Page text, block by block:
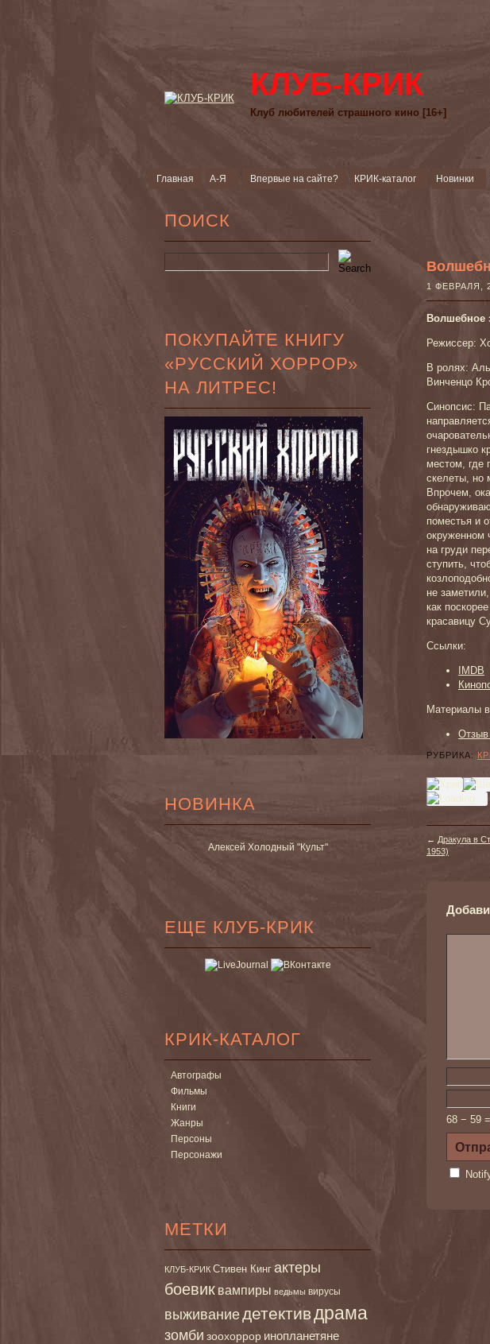
КЛУБ-КРИК
Клуб любителей страшного кино [16+]
Главная А-Я Впервые на сайте? КРИК-каталог Новинки
ПОИСК
ПОКУПАЙТЕ КНИГУ
«РУССКИЙ ХОРРОР»
НА ЛИТРЕС!
НОВИНКА
Алексей Холодный "Культ"
ЕЩЕ КЛУБ-КРИК
КРИК-КАТАЛОГ
Автографы
Фильмы
Книги
Жанры
Персоны
Персонажи
МЕТКИ
КЛУБ-КРИК Стивен Кинг актеры
боевик вампиры ведьмы вирусы
выживаниедетективдрама
зомби зоохоррор инопланетяне
1 ФЕВРАЛЯ,
Волшебное
Режиссер:
В ролях:
Винченцо
Синопсис:
гнездышко
местом, где
скелеты, но
Впрочем,
поместья и
окруженном
на груди
ступить,
не
как
красавицу
Ссылки:
IMDB
Материалы
РУБРИКА:
← Дракула в
1953)
68 − 59 =